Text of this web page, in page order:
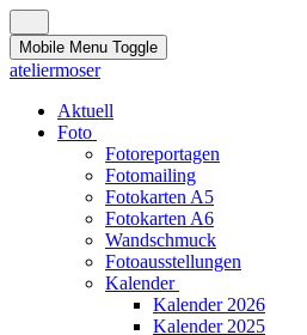
Mobile Menu Toggle
ateliermoser
Aktuell
Foto
Fotoreportagen
Fotomailing
Fotokarten A5
Fotokarten A6
Wandschmuck
Fotoausstellungen
Kalender
Kalender 2026
Kalender 2025